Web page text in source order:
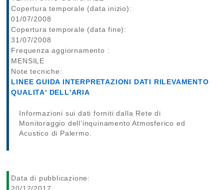
Copertura temporale (data inizio):
01/07/2008
Copertura temporale (data fine):
31/07/2008
Frequenza aggiornamento :
MENSILE
Note tecniche:
LINEE GUIDA INTERPRETAZIONI DATI RILEVAMENTO
QUALITA' DELL'ARIA
Informazioni sui dati forniti dalla Rete di
Monitoraggio dell’inquinamento Atmosferico ed
Acustico di Palermo.
Data di pubblicazione: